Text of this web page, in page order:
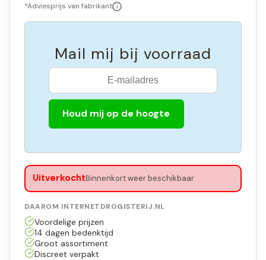
*Adviesprijs van fabrikant i
Mail mij bij voorraad
Houd mij op de hoogte
UitverkochtBinnenkort weer beschikbaar
DAAROM INTERNETDROGISTERIJ.NL
Voordelige prijzen
14 dagen bedenktijd
Groot assortiment
Discreet verpakt